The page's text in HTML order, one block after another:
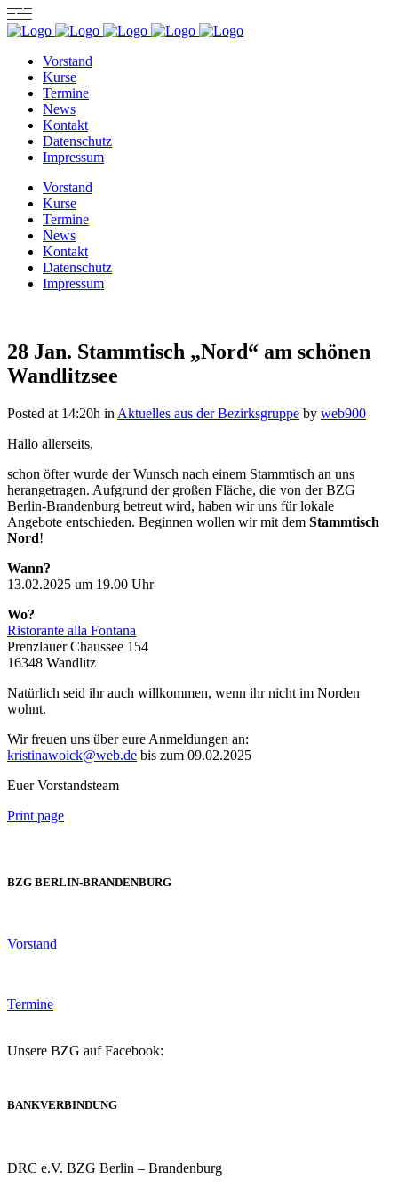
Vorstand
Kurse
Termine
News
Kontakt
Datenschutz
Impressum
Vorstand
Kurse
Termine
News
Kontakt
Datenschutz
Impressum
28 Jan. Stammtisch „Nord“ am schönen
Wandlitzsee
Posted at 14:20h in Aktuelles aus der Bezirksgruppe by web900
Hallo allerseits,
schon öfter wurde der Wunsch nach einem Stammtisch an uns
herangetragen. Aufgrund der großen Fläche, die von der BZG
Berlin-Brandenburg betreut wird, haben wir uns für lokale
Angebote entschieden. Beginnen wollen wir mit dem Stammtisch
Nord!
Wann?
13.02.2025 um 19.00 Uhr
Wo?
Ristorante alla Fontana
Prenzlauer Chaussee 154
16348 Wandlitz
Natürlich seid ihr auch willkommen, wenn ihr nicht im Norden
wohnt.
Wir freuen uns über eure Anmeldungen an:
kristinawoick@web.de bis zum 09.02.2025
Euer Vorstandsteam
Print page
BZG BERLIN-BRANDENBURG
Vorstand
Termine
Unsere BZG auf Facebook:
BANKVERBINDUNG
DRC e.V. BZG Berlin – Brandenburg